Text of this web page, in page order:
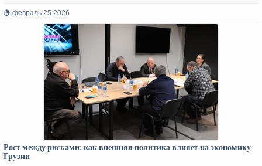
февраль 25 2026
Рост между рисками: как внешняя политика влияет на экономику
Грузии